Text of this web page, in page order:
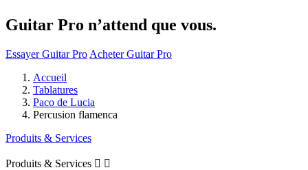
Guitar Pro n’attend que vous.
Essayer Guitar Pro Acheter Guitar Pro
Accueil
Tablatures
Paco de Lucia
Percusion flamenca
Produits & Services
Produits & Services  